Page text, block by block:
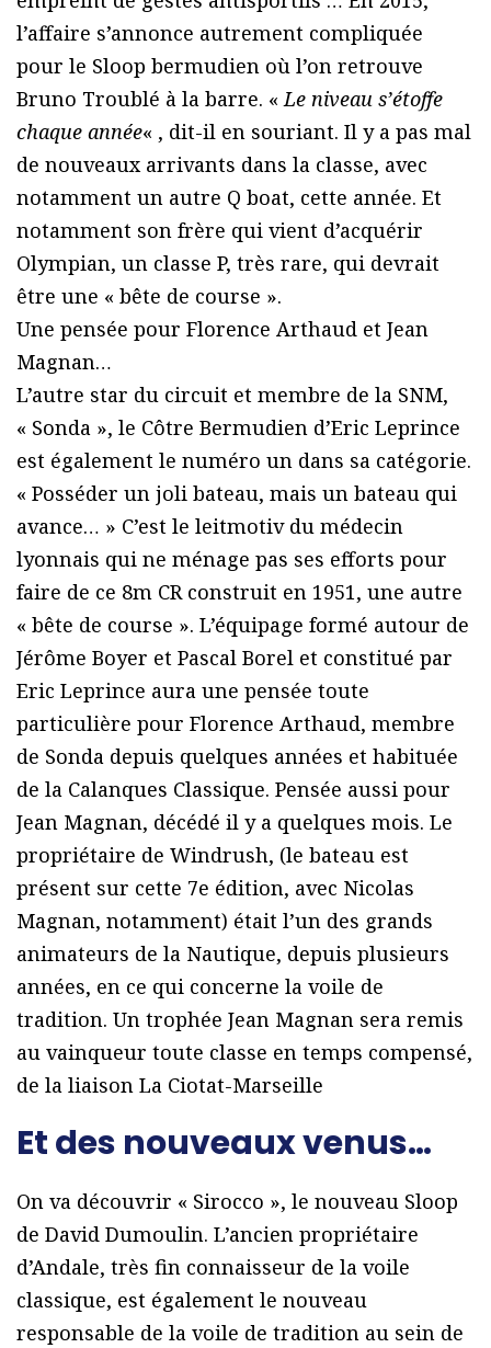
l’affaire s’annonce autrement compliquée
pour le Sloop bermudien où l’on retrouve
Bruno Troublé à la barre. «Le niveau s’étoffe
chaque année« , dit-il en souriant. Il y a pas mal
de nouveaux arrivants dans la classe, avec
notamment un autre Q boat, cette année. Et
notamment son frère qui vient d’acquérir
Olympian, un classe P, très rare, qui devrait
être une « bête de course ».
Une pensée pour Florence Arthaud et Jean
Magnan…
L’autre star du circuit et membre de la SNM,
« Sonda », le Côtre Bermudien d’Eric Leprince
est également le numéro un dans sa catégorie.
« Posséder un joli bateau, mais un bateau qui
avance… » C’est le leitmotiv du médecin
lyonnais qui ne ménage pas ses efforts pour
faire de ce 8m CR construit en 1951, une autre
« bête de course ». L’équipage formé autour de
Jérôme Boyer et Pascal Borel et constitué par
Eric Leprince aura une pensée toute
particulière pour Florence Arthaud, membre
de Sonda depuis quelques années et habituée
de la Calanques Classique. Pensée aussi pour
Jean Magnan, décédé il y a quelques mois. Le
propriétaire de Windrush, (le bateau est
présent sur cette 7e édition, avec Nicolas
Magnan, notamment) était l’un des grands
animateurs de la Nautique, depuis plusieurs
années, en ce qui concerne la voile de
tradition. Un trophée Jean Magnan sera remis
au vainqueur toute classe en temps compensé,
de la liaison La Ciotat-Marseille
Et des nouveaux venus…
On va découvrir « Sirocco », le nouveau Sloop
de David Dumoulin. L’ancien propriétaire
d’Andale, très fin connaisseur de la voile
classique, est également le nouveau
responsable de la voile de tradition au sein de